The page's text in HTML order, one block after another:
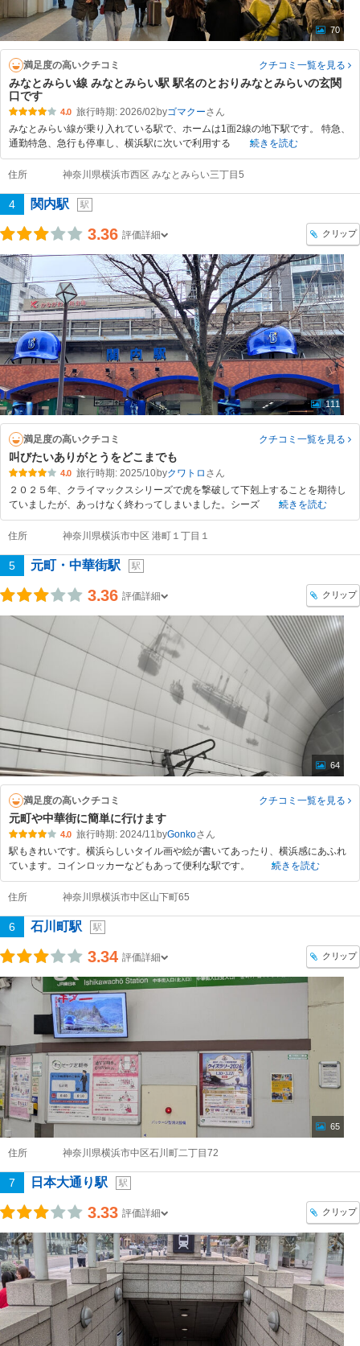
70
満足度の高いクチコミ クチコミ一覧を見る
みなとみらい線 みなとみらい駅 駅名のとおりみなとみらいの玄関
口です
4.0 旅行時期: 2026/02 byゴマクー
みなとみらい線が乗り入れている駅で、ホームは1面2線の地下駅です。 特急、
通勤特急、急行も停車し、横浜駅に次いで利用する
続きを読む
住所 神奈川県横浜市西区 みなとみらい三丁目5
4 関内駅 駅
3.36 評価詳細 クリップ
111
満足度の高いクチコミ クチコミ一覧を見る
叫びたいありがとうをどこまでも
4.0 旅行時期: 2025/10byクワトロ
２０２５年、クライマックスシリーズで虎を撃破して下剋上することを期待し
ていましたが、あっけなく終わってしまいました。シーズ
続きを読む
住所 神奈川県横浜市中区 港町１丁目１
5 元町・中華街駅 駅
3.36 評価詳細 クリップ
64
満足度の高いクチコミ クチコミ一覧を見る
元町や中華街に簡単に行けます
4.0 旅行時期: 2024/11 byGonko
駅もきれいです。横浜らしいタイル画や絵が書いてあったり、横浜感にあふれ
ています。コインロッカーなどもあって便利な駅です。
続きを読む
住所 神奈川県横浜市中区山下町65
6 石川町駅 駅
3.34 評価詳細 クリップ
65
住所 神奈川県横浜市中区石川町二丁目72
7 日本大通り駅 駅
3.33 評価詳細 クリップ